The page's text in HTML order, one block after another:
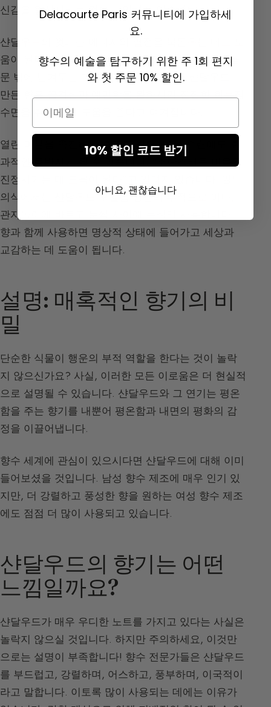
신감을 향상시키는 것으로 알려져 있습니다.
샨달우드의 껏피는 에너지와 열정을 북돋우는 데도 도
움이 된다고 합니다. 집에서 조금 태우면 나쁜 기운을
문 밖에 남겨두는 데 도움이 됩니다. 또한 샨달우드로
만든 향은 공격성과 예민함을 완화시켜 진정한 회복적
수면을 취하는 데 도움을 준다고 여겨집니다.
열린 마음을 촉진하는 효과도 있어, 명상 수련에도 효
과적인 동반자가 될 수 있습니다. “소란스러운 마음을
진정시키는 데 도움이 된다”고 알려져 있습니다. 일부
의식에서는 샨달우드 오일을 행운의 부적으로 이마,
관자놀이에 바르고 눈썩 사이에 문질러 사용합니다.
향과 함께 사용하면 명상적 상태에 들어가고 세상과
교감하는 데 도움이 됩니다.
설명: 매혹적인 향기의 비
밀
단순한 식물이 행운의 부적 역할을 한다는 것이 놀락
지 않으신가요? 사실, 이러한 모든 이로움은 더 현실적
으로 설명될 수 있습니다. 샨달우드와 그 연기는 평온
함을 주는 향기를 내뿐어 평온함과 내면의 평화의 감
정을 이끌어냅니다.
향수 세계에 관심이 있으시다면 샨달우드에 대해 이미
들어보셨을 것입니다. 남성 향수 제조에 매우 인기 있
지만, 더 강렬하고 풍성한 향을 원하는 여성 향수 제조
에도 점점 더 많이 사용되고 있습니다.
샨달우드의 향기는 어떤
느낌일까요?
샨달우드가 매우 우디한 노트를 가지고 있다는 사실은
놀락지 않으실 것입니다. 하지만 주의하세요, 이것만
으로는 설명이 부족합니다! 향수 전문가들은 샨달우드
를 부드럽고, 강렬하며, 어스하고, 풍부하며, 이국적이
라고 말합니다. 이토록 많이 사용되는 데에는 이유가
Delacourte Paris 커뮤니티에 가입하세
요.
향수의 예술을 탐구하기 위한 주 1회 편지
와 첫 주문 10% 할인.
Email
10% 할인 코드 받기
아니요, 괜찮습니다